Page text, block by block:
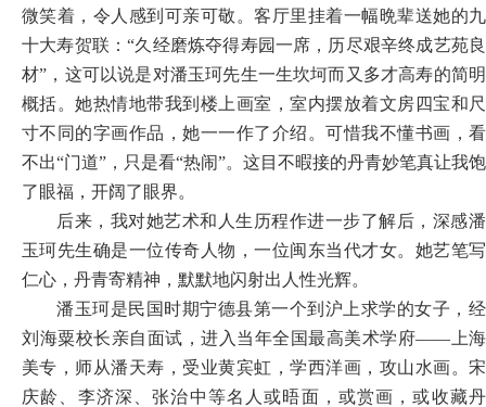
微笑着，令人感到可亲可敬。客厅里挂着一幅晩辈送她的九
十大寿贺联：“久经磨炼夺得寿园一席，历尽艰辛终成艺苑良
材”，这可以说是对潘玉珂先生一生坎坷而又多才高寿的简明
概括。她热情地带我到楼上画室，室内摆放着文房四宝和尺
寸不同的字画作品，她一一作了介绍。可惜我不懂书画，看
不出“门道”，只是看“热闹”。这目不暇接的丹青妙笔真让我饱
了眼福，开阔了眼界。
后来，我对她艺术和人生历程作进一步了解后，深感潘
玉珂先生确是一位传奇人物，一位闽东当代才女。她艺笔写
仁心，丹青寄精神，默默地闪射出人性光辉。
潘玉珂是民国时期宁德县第一个到沪上求学的女子，经
刘海粟校长亲自面试，进入当年全国最高美术学府——上海
美专，师从潘天寿，受业黄宾虹，学西洋画，攻山水画。宋
庆龄、李济深、张治中等名人或晤面，或赏画，或收藏丹